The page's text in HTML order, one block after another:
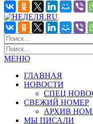
МЕНЮ
ГЛАВНАЯ
НОВОСТИ
СПЕЦ
СВЕЖИЙ НОМЕР
АРХИВ
МЫ ПИСАЛИ